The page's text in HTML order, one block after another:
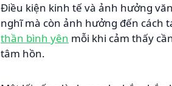
Điều kiện kinh tế và ảnh hưởng
nghĩ mà còn ảnh hưởng đến cách
thần bình yên mỗi khi cảm thấy
tâm hồn.